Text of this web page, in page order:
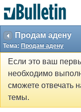
Продам адену
Тема: Продам адену
Если это ваш
необходимо
сможете отвечать
темы.